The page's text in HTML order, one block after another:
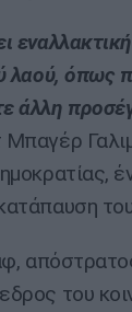
λαού, όπως
άλλη
του